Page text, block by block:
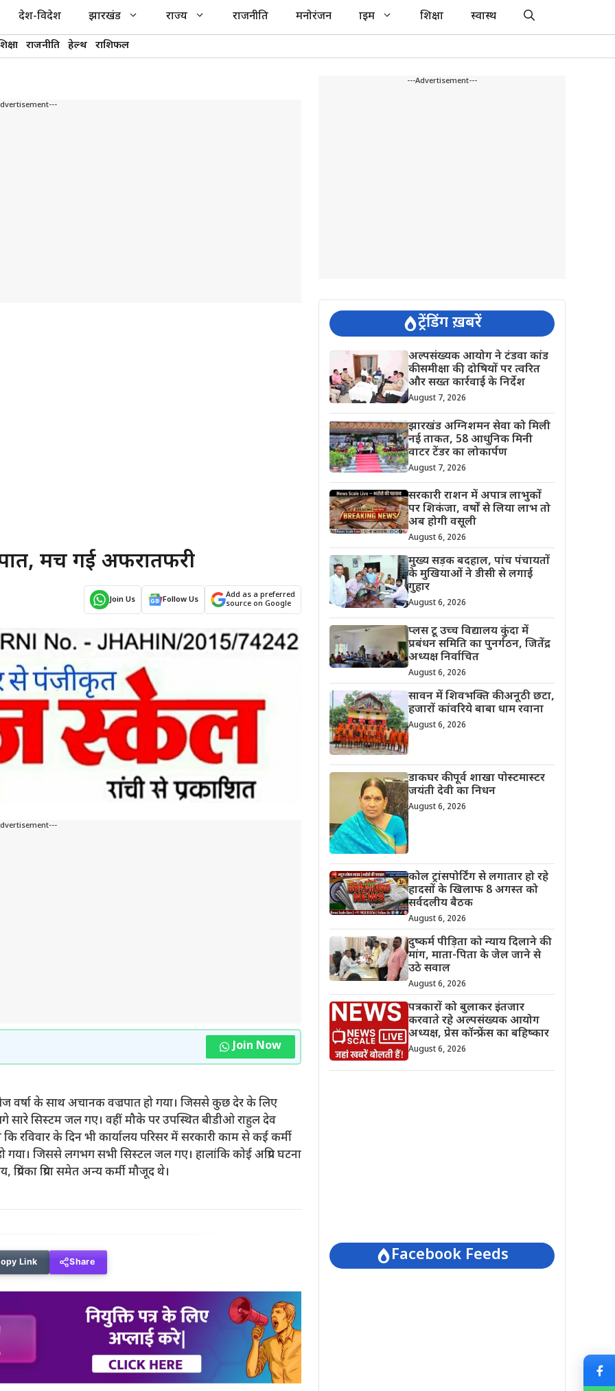
देश-विदेश झारखंड राज्य राजनीति मनोरंजन क्राइम शिक्षा स्वास्थ
राजनीति हेल्थ राशिफल
मच गई अफरातफरी
Join Us Follow Us
Add as a preferred
source on Google
Join Now
तेज वर्षा के साथ अचानक वज्रपात हो गया। जिससे कुछ देर के लिए
सारे सिस्टम जल गए। वहीं मौके पर उपस्थित बीडीओ राहुल देव
रविवार के दिन भी कार्यालय परिसर में सरकारी काम से कई कर्मी
जिससे लगभग सभी सिस्टल जल गए। हालांकि कोई अप्रिय घटना
प्रिया समेत अन्य कर्मी मौजूद थे।
Link Share
---Advertisement---
ट्रेंडिंग ख़बरें
अल्पसंख्यक आयोग ने टंडवा कांड
की समीक्षा की, दोषियों पर त्वरित
और सख्त कार्रवाई के निर्देश
August 7, 2026
झारखंड अग्निशमन सेवा को मिली
नई ताकत, 58 आधुनिक मिनी
वाटर टेंडर का लोकार्पण
August 7, 2026
सरकारी राशन में अपात्र लाभुकों
पर शिकंजा, वर्षों से लिया लाभ तो
अब होगी वसूली
August 6, 2026
मुख्य सड़क बदहाल, पांच पंचायतों
के मुखियाओं ने डीसी से लगाई
गुहार
August 6, 2026
प्लस टू उच्च विद्यालय कुंदा में
प्रबंधन समिति का पुनर्गठन, जितेंद्र
अध्यक्ष निर्वाचित
August 6, 2026
सावन में शिवभक्ति की अनूठी छटा,
हजारों कांवरिये बाबा धाम रवाना
August 6, 2026
डाकघर की पूर्व शाखा पोस्टमास्टर
जयंती देवी का निधन
August 6, 2026
कोल ट्रांसपोर्टिंग से लगातार हो रहे
हादसों के खिलाफ 8 अगस्त को
सर्वदलीय बैठक
August 6, 2026
दुष्कर्म पीड़िता को न्याय दिलाने की
मांग, माता-पिता के जेल जाने से
उठे सवाल
August 6, 2026
पत्रकारों को बुलाकर इंतजार
करवाते रहे अल्पसंख्यक आयोग
अध्यक्ष, प्रेस कॉन्फ्रेंस का बहिष्कार
August 6, 2026
Facebook Feeds